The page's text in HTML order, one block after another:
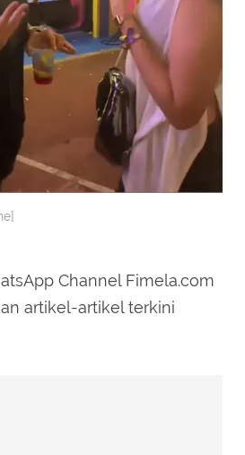
Channel Fimela.com
artikel-artikel terkini